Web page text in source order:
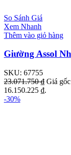
So Sánh Giá
Xem Nhanh
Thêm vào giỏ hàng
Giường Assol
SKU: 67755
23.071.750₫ Giá
16.150.225 ₫.
-30%